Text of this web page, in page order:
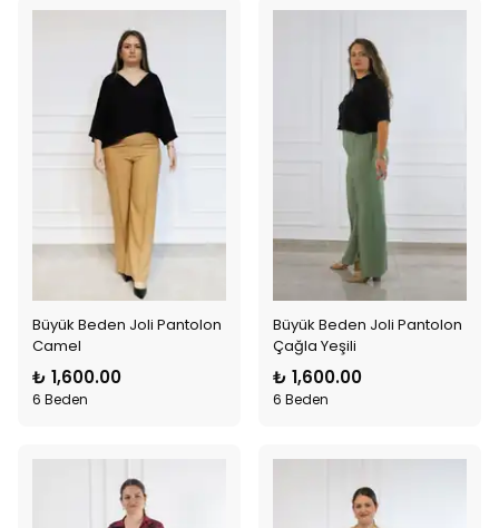
Büyük Beden Joli Pantolon
Camel
₺ 1,600.00
6 Beden
Büyük Beden Joli Pantolon
Çağla Yeşili
₺ 1,600.00
6 Beden